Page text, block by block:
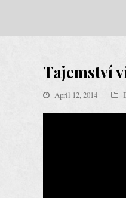
Tajemství
April 12, 2014